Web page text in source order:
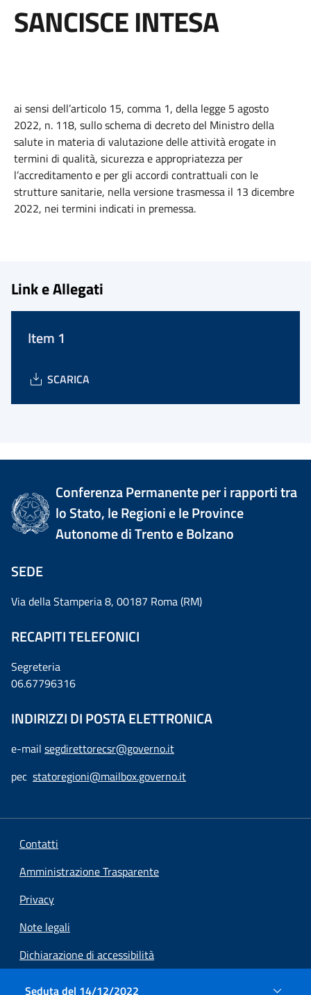
SANCISCE INTESA
ai sensi dell’articolo 15, comma 1, della legge 5 agosto
2022, n. 118, sullo schema di decreto del Ministro della
salute in materia di valutazione delle attività erogate in
termini di qualità, sicurezza e appropriatezza per
l’accreditamento e per gli accordi contrattuali con le
strutture sanitarie, nella versione trasmessa il 13 dicembre
2022, nei termini indicati in premessa.
Seduta del 14/12/2022
Link e Allegati
Item 1
SCARICA
Conferenza Permanente per i rapporti tra
lo Stato, le Regioni e le Province
Autonome di Trento e Bolzano
SEDE
Via della Stamperia 8, 00187 Roma (RM)
RECAPITI TELEFONICI
Segreteria
06.67796316
INDIRIZZI DI POSTA ELETTRONICA
e-mail segdirettorecsr@governo.it
pec statoregioni@mailbox.governo.it
Contatti
Amministrazione Trasparente
Privacy
Note legali
Dichiarazione di accessibilità
Preferenze cookie